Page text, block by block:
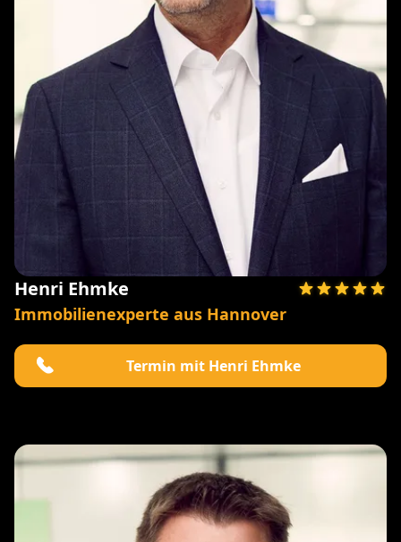
Henri Ehmke
Immobilienexperte aus Hannover
Termin mit Henri Ehmke